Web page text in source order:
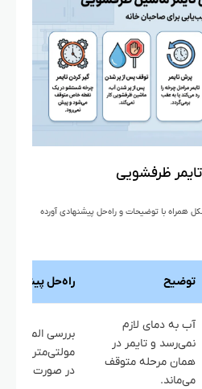
ظرفشویی
همراه با توضیحات و راه‌حل پیشنهادی آورده
توضیح راه‌حل
آب به دمای لازم
نمی‌رسد و تایمر در
همان مرحله متوقف
می‌ماند.
بررسی المنت با
مولتی‌متر و
در صورت خرابی.